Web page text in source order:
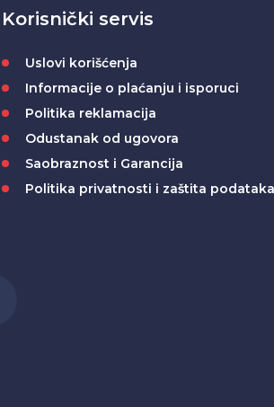
Korisnički servis
Uslovi korišćenja
Informacije o plaćanju i isporuci
Politika reklamacija
Odustanak od ugovora
Saobraznost i Garancija
Politika privatnosti i zaštita podataka